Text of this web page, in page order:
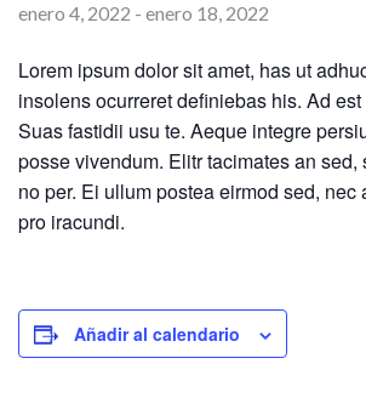
enero 4, 2022 - enero 18, 2022
Lorem ipsum dolor sit amet, has ut
insolens ocurreret definiebas his. Ad
Suas fastidii usu te. Aeque integre
posse vivendum. Elitr tacimates an
no per. Ei ullum postea eirmod sed, nec
pro iracundi.
Añadir al calendario